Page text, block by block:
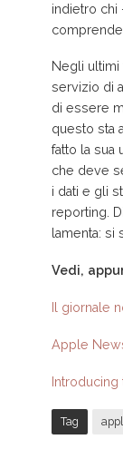
indietro chi
Negli ultimi
servizio di
di essere
questo sta
fatto la sua
che deve
i dati e gli
reporting.
lamenta: si
Vedi,
Il giornale
Apple
Tag